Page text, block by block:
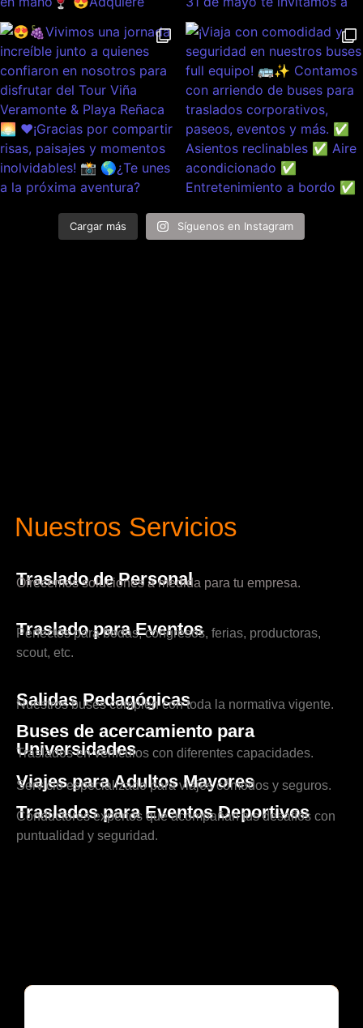
Cargar más Síguenos en Instagram
Nuestros Servicios
Traslado de Personal
Ofrecemos soluciones a medida para tu empresa.
Traslado para Eventos
Perfectos para bodas, congresos, ferias, productoras,
scout, etc.
Salidas Pedagógicas
Nuestros buses cumplen con toda la normativa vigente.
Buses de acercamiento para
Universidades
Traslados en vehículos con diferentes capacidades.
Viajes para Adultos Mayores
Servicio especializado para viajes cómodos y seguros.
Traslados para Eventos Deportivos
Conductores expertos que acompañan tus desafíos con
puntualidad y seguridad.